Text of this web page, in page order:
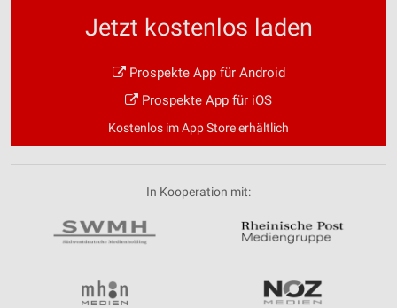
Jetzt kostenlos laden
Prospekte App für Android
Prospekte App für iOS
Kostenlos im App Store erhältlich
In Kooperation mit: